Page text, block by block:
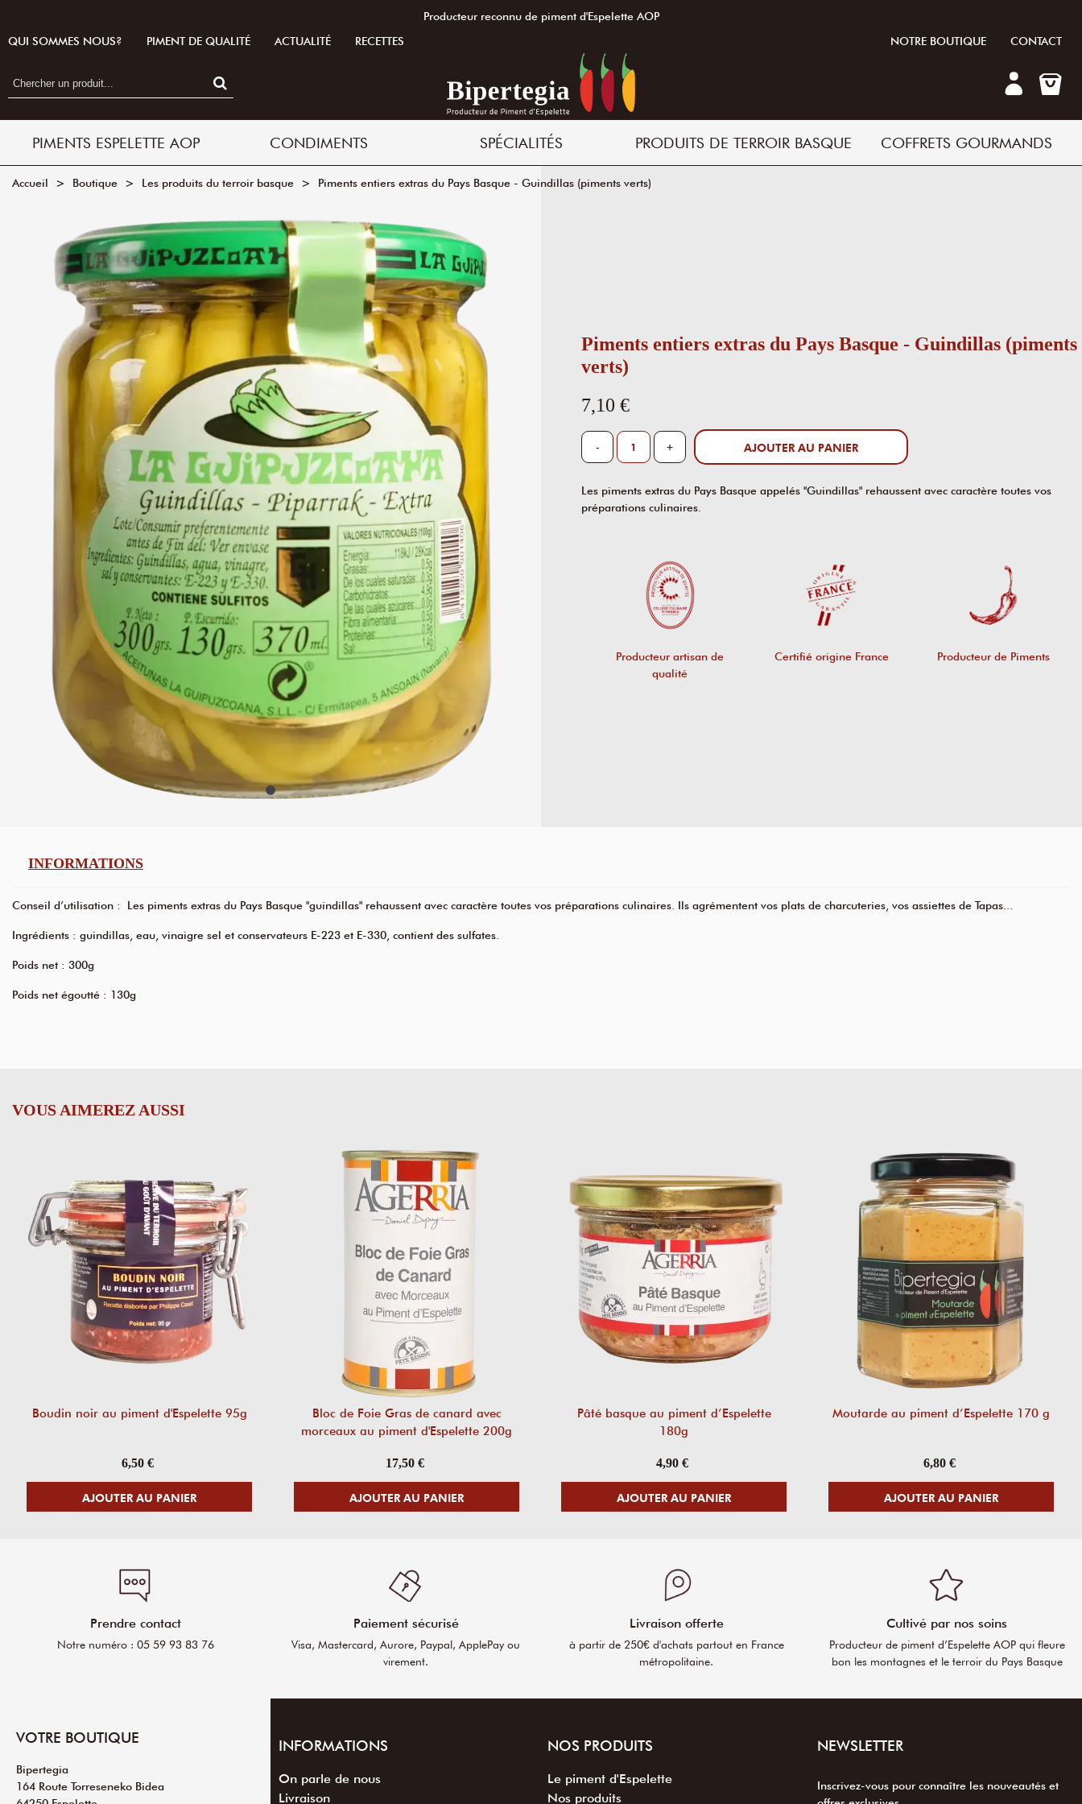
Producteur reconnu de piment d'Espelette AOP
QUI SOMMES NOUS?
PIMENT DE QUALITÉ ACTUALITÉ RECETTES NOTRE BOUTIQUE CONTACT
PIMENTS ESPELETTE AOP CONDIMENTS SPÉCIALITÉS PRODUITS DE TERROIR BASQUE COFFRETS GOURMANDS
Accueil > Boutique > Les produits du terroir basque > Piments entiers extras du Pays Basque - Guindillas (piments verts)
Piments entiers extras du Pays Basque - Guindillas (piments
verts)
7,10 €
- + AJOUTER AU PANIER
Les piments extras du Pays Basque appelés "Guindillas" rehaussent avec caractère toutes vos
préparations culinaires.
Producteur artisan de
qualité
Certifié origine France Producteur de Piments
INFORMATIONS
Conseil d’utilisation : Les piments extras du Pays Basque "guindillas" rehaussent avec caractère toutes vos préparations culinaires. Ils agrémentent vos plats de charcuteries, vos assiettes de Tapas...
Ingrédients : guindillas, eau, vinaigre sel et conservateurs E-223 et E-330, contient des sulfates.
Poids net : 300g
Poids net égoutté : 130g
VOUS AIMEREZ AUSSI
Boudin noir au piment d'Espelette 95g
6,50 €
AJOUTER AU PANIER
Bloc de Foie Gras de canard avec
morceaux au piment d'Espelette 200g
17,50 €
AJOUTER AU PANIER
Pâté basque au piment d’Espelette
180g
4,90 €
AJOUTER AU PANIER
Moutarde au piment d’Espelette 170 g
6,80 €
AJOUTER AU PANIER
Prendre contact
Notre numéro : 05 59 93 83 76
Paiement sécurisé
Visa, Mastercard, Aurore, Paypal, ApplePay ou
virement.
Livraison offerte
à partir de 250€ d'achats partout en France
métropolitaine.
Cultivé par nos soins
Producteur de piment d’Espelette AOP qui fleure
bon les montagnes et le terroir du Pays Basque
VOTRE BOUTIQUE
Bipertegia
164 Route Torreseneko Bidea
INFORMATIONS
On parle de nous
Livraison
NOS PRODUITS
Le piment d'Espelette
Nos produits
NEWSLETTER
Inscrivez-vous pour connaître les nouveautés et